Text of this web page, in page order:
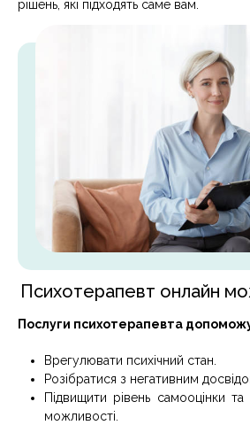
рішень, які підходять саме вам.
Психотерапевт онлайн
Послуги психотерапевта
Врегулювати психічний стан.
Розібратися з негативним
Підвищити рівень самооцінки
можливості.